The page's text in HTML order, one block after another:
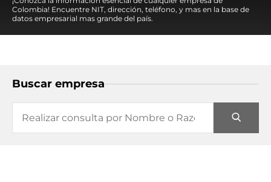
Colombia! Encuentre NIT, dirección, teléfono, y mas en la base de
datos empresarial mas grande del país.
Buscar empresa